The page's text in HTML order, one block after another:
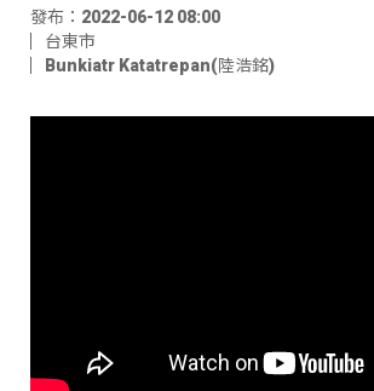
發布：2022-06-12 08:00
台東市
Bunkiatr Katatrepan(陸浩銘)